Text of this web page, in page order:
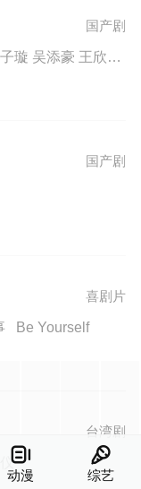
国产剧
刘思维 黄圣依 任运杰 金子璇 吴添豪 王欣政 刘佳烨 刘允儿
国产剧
喜剧片
Be Yourself
台湾剧
仪
动漫

综艺